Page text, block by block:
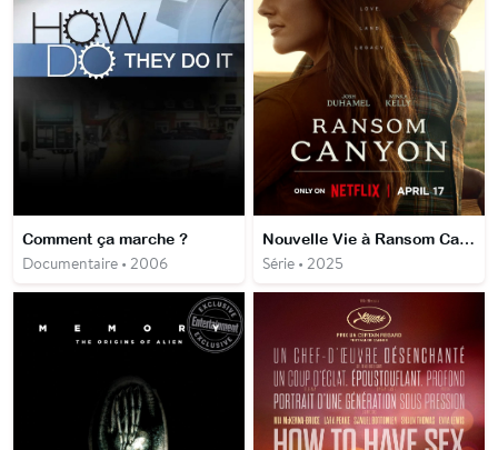
Comment ça marche ?
Documentaire • 2006
Nouvelle Vie à Ransom Canyon
Série • 2025